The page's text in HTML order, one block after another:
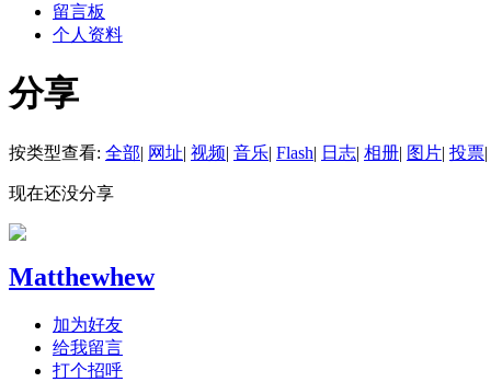
留言板
个人资料
分享
按类型查看: 全部| 网址| 视频| 音乐| Flash| 日志| 相册| 图片| 投票|
现在还没分享
Matthewhew
加为好友
给我留言
打个招呼